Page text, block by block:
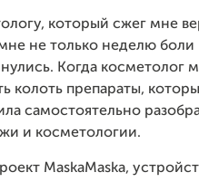
который сжег мне
не только неделю боли
Когда косметолог
колоть препараты,
самостоятельно
и косметологии.
MaskaMaska,